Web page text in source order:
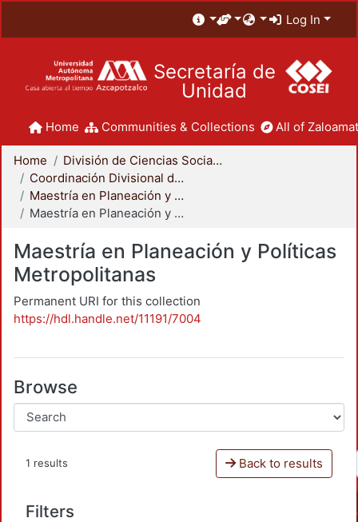
Log In
Secretaría de
Unidad
Home Communities & Collections All of
Home
División de Ciencias Sociales y Humanidades
Coordinación Divisional de Posgrado
Maestría en Planeación y Políticas Metropolitanas
Maestría en Planeación y Políticas Metropolitanas
Maestría en Planeación y Políticas
Metropolitanas
Permanent URI for this collection
https://hdl.handle.net/11191/7004
Browse
1 results Back to results
Filters